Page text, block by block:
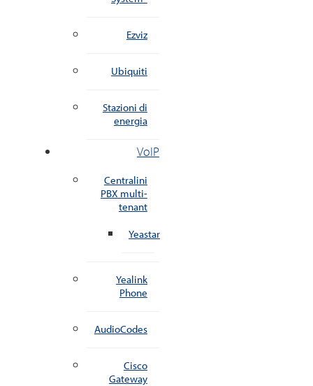
Ezviz
Ubiquiti
Stazioni di
energia
VoIP
Centralini
PBX multi-
tenant
Yeastar
Yealink
Phone
AudioCodes
Cisco
Gateway